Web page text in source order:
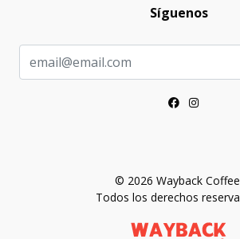
Síguenos
© 2026 Wayback
Todos los derechos